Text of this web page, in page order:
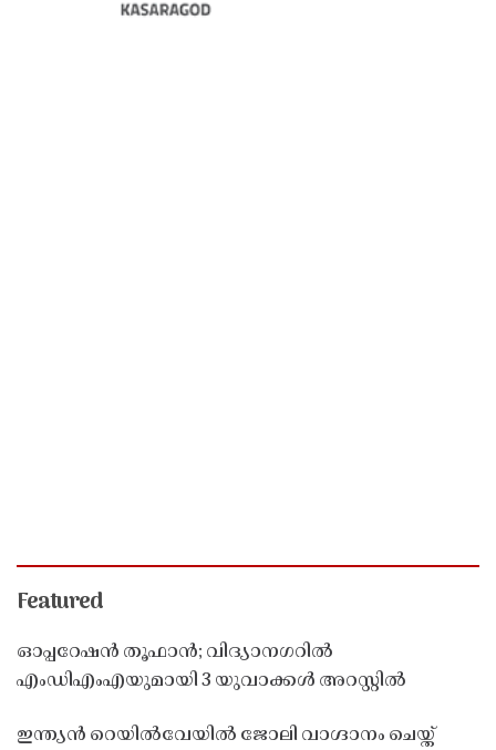
Featured
ഓപ്പറേഷൻ തൂഫാൻ; വിദ്യാനഗറിൽ
എംഡിഎംഎയുമായി 3 യുവാക്കൾ അറസ്റ്റിൽ
ഇന്ത്യൻ റെയിൽവേയിൽ ജോലി വാഗ്ദാനം ചെയ്ത്